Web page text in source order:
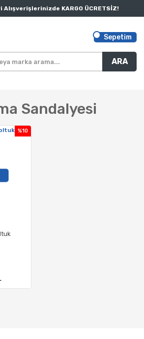
KARGO ÜCRETSİZ!
ARA
Sepetim
Sandalyesi
%10